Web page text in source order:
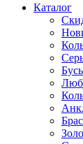
Каталог